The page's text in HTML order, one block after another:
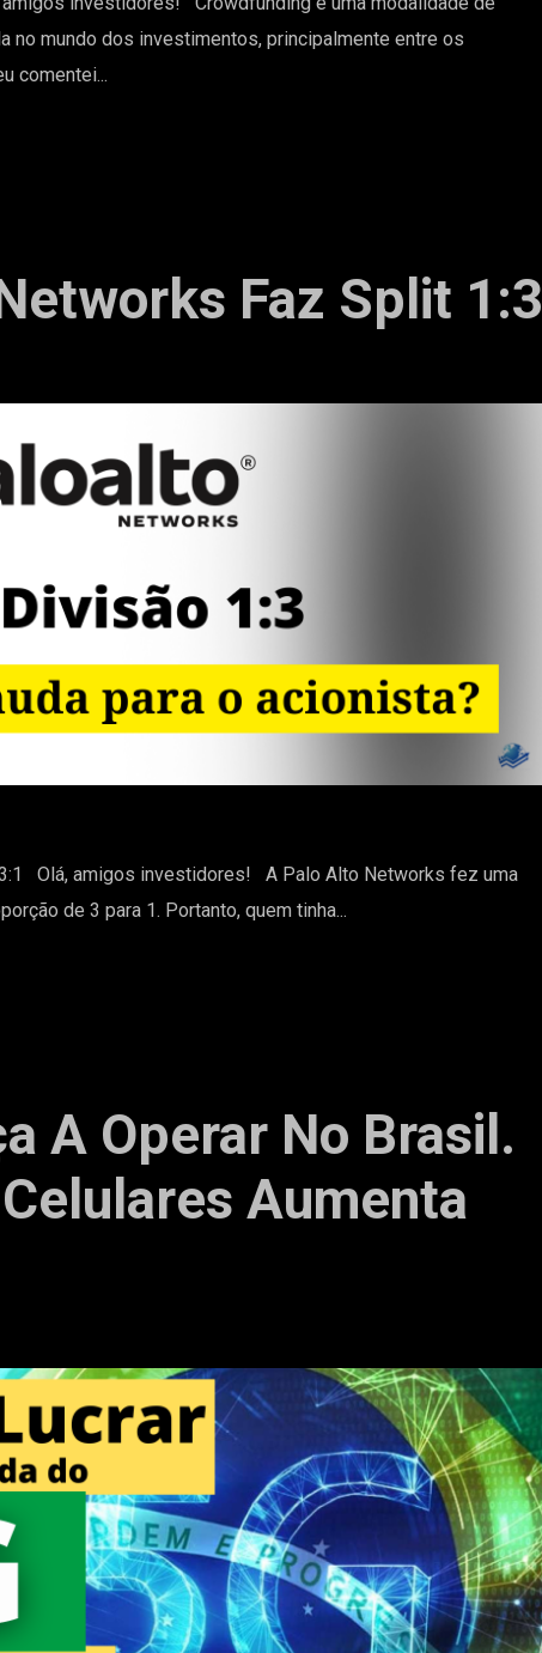
no mundo dos investimentos, principalmente entre os
comentei...
Faz Split 1:3
Olá, amigos investidores! A Palo Alto Networks fez uma
de 3 para 1. Portanto, quem tinha...
A Operar No Brasil.
Aumenta